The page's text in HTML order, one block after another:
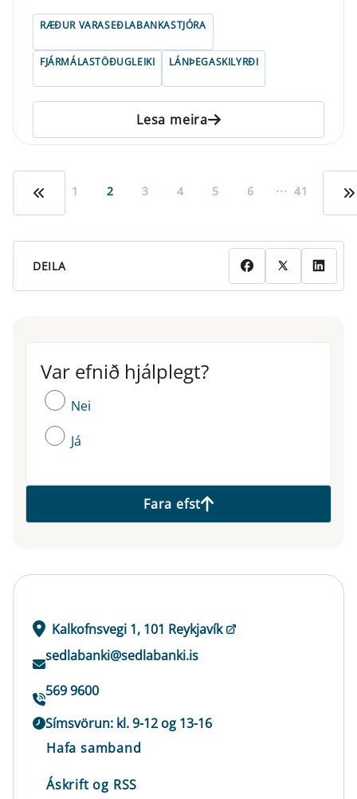
RÆÐUR VARASEÐLABANKASTJÓRA
FJÁRMÁLASTÖÐUGLEIKI LÁNÞEGASKILYRÐI
Lesa meira
1 2 3 4 5 6 ... 41
DEILA
Var efnið hjálplegt?
Var efnið hjálplegt?
Nei
Já
Fara efst
Kalkofnsvegi 1, 101 Reykjavík
sedlabanki@sedlabanki.is
569 9600
Símsvörun: kl. 9-12 og 13-16
Hafa samband
Áskrift og RSS